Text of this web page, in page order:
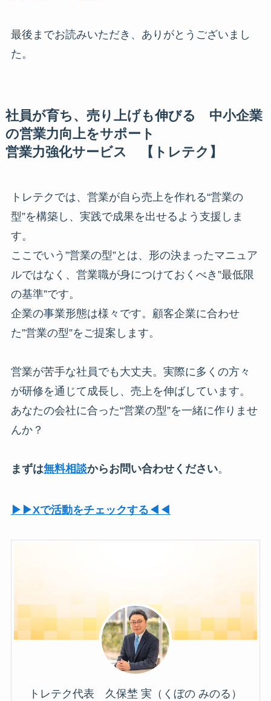
最後までお読みいただき、ありがとうございまし
た。
社員が育ち、売り上げも伸びる 中小企業
の営業力向上をサポート
営業力強化サービス 【トレテク】
トレテクでは、営業が自ら売上を作れる“営業の
型”を構築し、実践で成果を出せるよう支援しま
す。
ここでいう”営業の型”とは、形の決まったマニュア
ルではなく、営業職が身につけておくべき”最低限
の基準”です。
企業の事業形態は様々です。顧客企業に合わせ
た”営業の型”をご提案します。
営業が苦手な社員でも大丈夫。実際に多くの方々
が研修を通じて成長し、売上を伸ばしています。
あなたの会社に合った“営業の型”を一緒に作りませ
んか？
まずは無料相談からお問い合わせください。
▶︎▶︎Xで活動をチェックする◀︎◀︎
トレテク代表 久保埜 実（くぼの みのる）